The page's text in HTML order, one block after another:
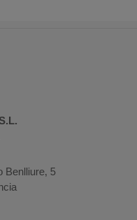
Benlliure, 5